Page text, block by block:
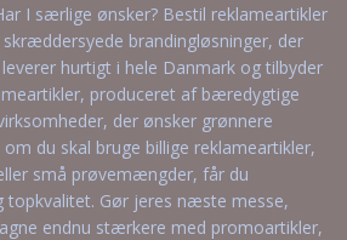
I særlige ønsker? Bestil reklameartikler
brandingløsninger, der
hurtigt i hele Danmark og tilbyder
produceret af bæredygtige
der ønsker grønnere
du skal bruge billige reklameartikler,
små prøvemængder, får du
topkvalitet. Gør jeres næste messe,
endnu stærkere med promoartikler,